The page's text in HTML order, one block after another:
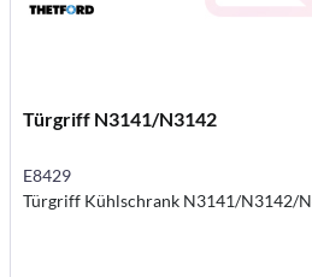
Türgriff N3141/N3142
E8429
Türgriff Kühlschrank N3141/N3142/